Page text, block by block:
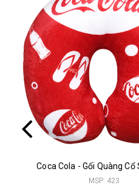
Coca Cola - Gối Quàng
MSP: 423